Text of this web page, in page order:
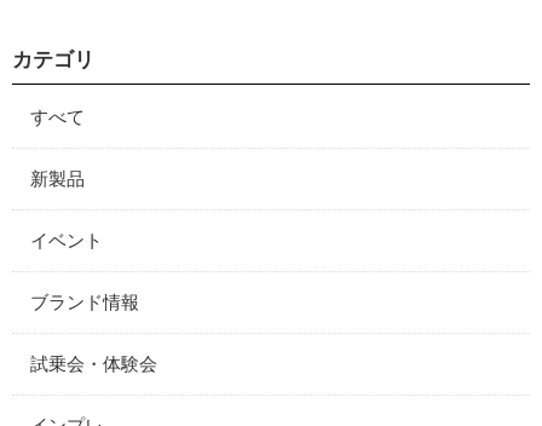
カテゴリ
すべて
新製品
イベント
ブランド情報
試乗会・体験会